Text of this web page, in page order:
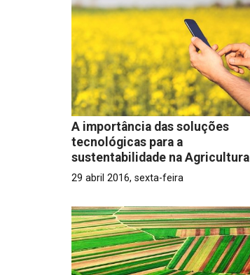
A importância das soluções
tecnológicas para a
sustentabilidade na Agricultura
29 abril 2016, sexta-feira